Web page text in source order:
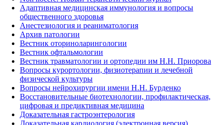
Адаптивная медицинская иммунология и вопросы
общественного здоровья
Анестезиология и реаниматология
Архив патологии
Вестник оториноларингологии
Вестник офтальмологии
Вестник травматологии и ортопедии им Н.Н. Приорова
Вопросы курортологии, физиотерапии и лечебной
физической культуры
Вопросы нейрохирургии имени Н.Н. Бурденко
Восстановительные биотехнологии, профилактическая,
цифровая и предиктивная медицина
Доказательная гастроэнтерология
Доказательная кардиология (электронная версия)